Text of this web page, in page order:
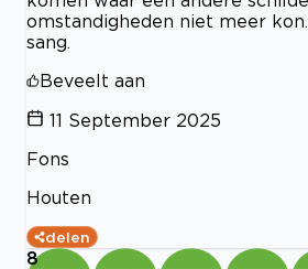
omstandigheden niet meer
sang.
Beveelt aan
11 September 2025
Fons
Houten
delen
8